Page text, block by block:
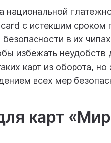
национальной
с истекшим сроком
безопасности в их
избежать
карт из оборота,
всех мер
карт